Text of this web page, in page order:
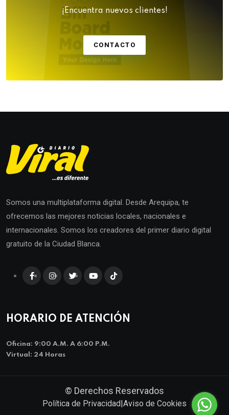
¡Encuentra nuevos clientes!
CONTACTO
Somos una multiplataforma digital. Desde Arequipa, te
ofrecemos las mejores noticias locales, nacionales e
internacionales. Somos los creadores del primer diario digital
gratuito de la Ciudad Blanca.
HORARIO DE ATENCIÓN
Oficina: 9:00 A.m. A 6:00 P.m.
Virtual: 24 Horas
© Derechos Reservados
Política de Privacidad|Aviso de Cookies